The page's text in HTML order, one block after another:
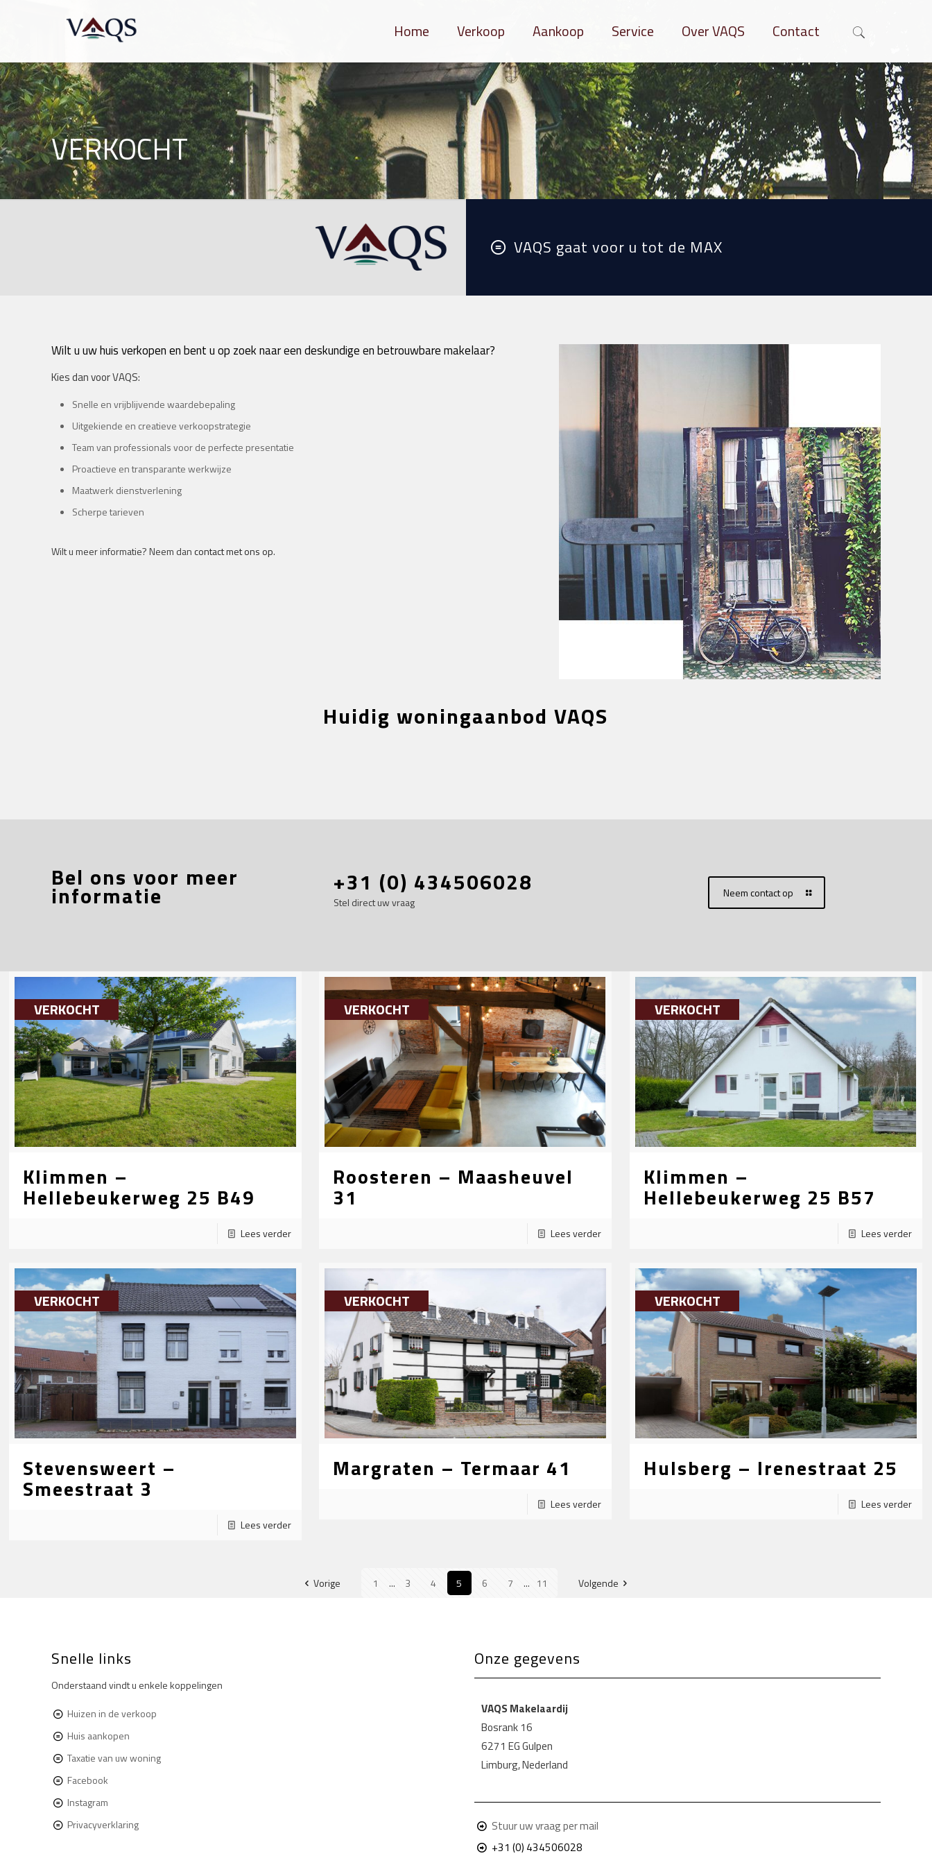
Home Verkoop Aankoop Service Over VAQS Contact
VERKOCHT
VAQS gaat voor u tot de MAX
Wilt u uw huis verkopen en bent u op zoek naar een deskundige en betrouwbare makelaar?
Kies dan voor VAQS:
Snelle en vrijblijvende waardebepaling
Uitgekiende en creatieve verkoopstrategie
Team van professionals voor de perfecte presentatie
Proactieve en transparante werkwijze
Maatwerk dienstverlening
Scherpe tarieven
Wilt u meer informatie? Neem dancontact met ons op.
Huidig woningaanbod VAQS
Bel ons voor meer
informatie +31 (0) 434506028
Stel direct uw vraag
Neem contact op
VERKOCHT
Klimmen –
Hellebeukerweg 25 B49
Lees verder
VERKOCHT
Roosteren – Maasheuvel
31
Lees verder
VERKOCHT
Klimmen –
Hellebeukerweg 25 B57
Lees verder
VERKOCHT
Stevensweert –
Smeestraat 3
Lees verder
VERKOCHT
Margraten – Termaar 41
Lees verder
VERKOCHT
Hulsberg – Irenestraat 25
Lees verder
Vorige 1 ... 3 4 5 6 7 ... 11 Volgende
Snelle links
Onderstaand vindt u enkele koppelingen
Huizen in de verkoop
Huis aankopen
Taxatie van uw woning
Facebook
Instagram
Privacyverklaring
Onze gegevens
VAQS Makelaardij
Bosrank 16
6271 EG Gulpen
Limburg, Nederland
Stuur uw vraag per mail
+31 (0) 434506028